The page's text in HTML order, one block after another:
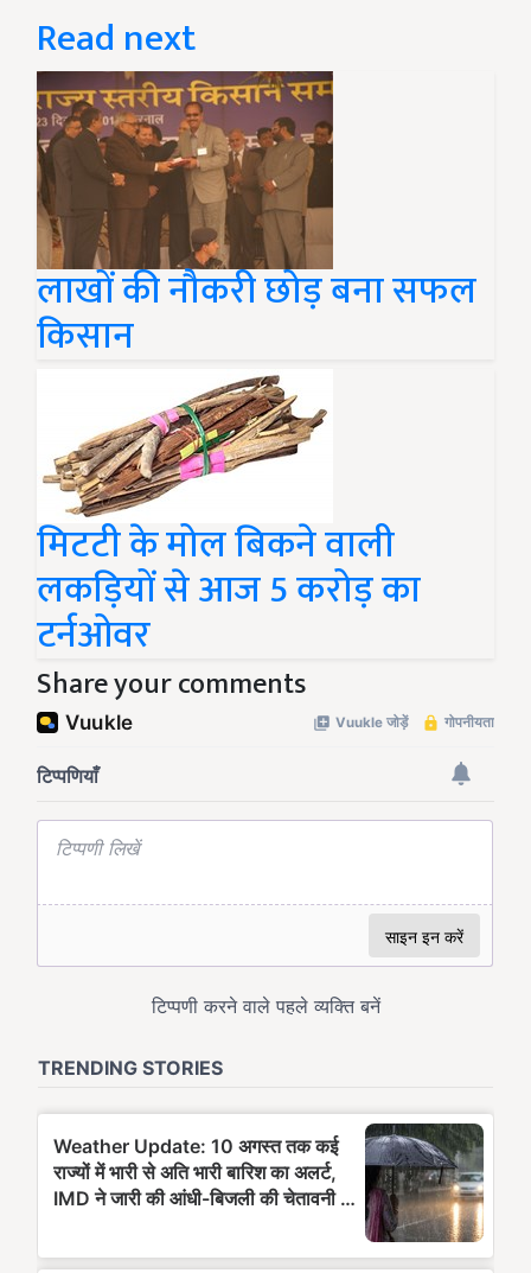
Read next
लाखों की नौकरी छोड़ बना सफल
किसान
मिटटी के मोल बिकने वाली
लकड़ियों से आज 5 करोड़ का
टर्नओवर
Share your comments